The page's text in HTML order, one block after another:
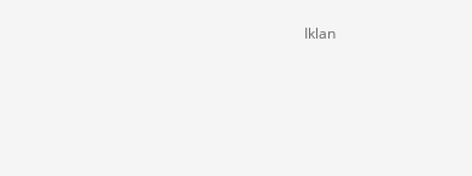
Iklan